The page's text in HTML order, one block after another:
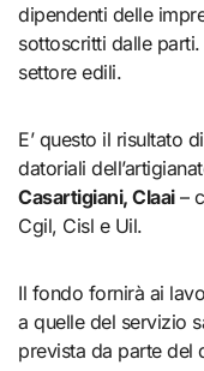
dipendenti delle
sottoscritti dalle
settore edili.
E’ questo il risultato
datoriali
Casartigiani, Claai–
Cgil, Cisl e Uil.
Il fondo fornirà ai
a quelle del servizio
prevista da parte del